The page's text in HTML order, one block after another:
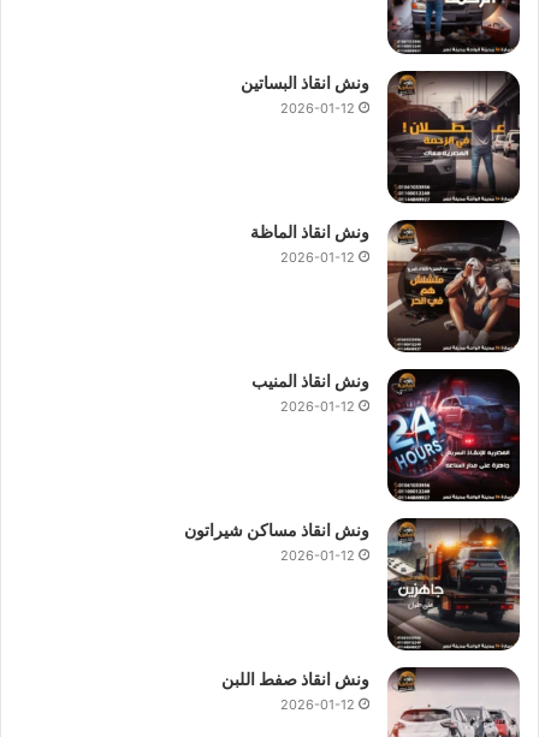
ونش انقاذ البساتين
2026-01-12
ونش انقاذ الماظة
2026-01-12
ونش انقاذ المنيب
2026-01-12
ونش انقاذ مساكن شيراتون
2026-01-12
ونش انقاذ صفط اللبن
2026-01-12